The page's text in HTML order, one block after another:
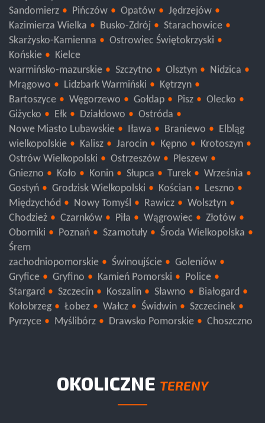
świętokrzyskie
Włoszczowa
Staszów
Sandomierz
Pińczów Opatów
Jędrzejów
Kazimierza Wielka
Busko-Zdrój
Starachowice
Skarżysko-Kamienna
Końskie
Kielce
warmińsko-mazurskie
Szczytno Olsztyn
Mrągowo
Lidzbark Warmiński
Kętrzyn
Bartoszyce
Węgorzewo Gołdap Pisz
Giżycko
Ełk Działdowo
Ostróda
Nowe Miasto Lubawskie
Iława Braniewo
Elbląg
wielkopolskie
Kalisz Jarocin Kępno
Krotoszyn
Ostrów Wielkopolski
Ostrzeszów
Pleszew
Gniezno
Koło Konin Słupca Turek
Września
Gostyń
Grodzisk Wielkopolski Kościan
Leszno
Międzychód
Nowy Tomyśl Rawicz
Wolsztyn
Chodzież
Czarnków Piła Wągrowiec
Złotów
Oborniki
Śrem
zachodniopomorskie
Świnoujście
Goleniów
Gryfice
Gryfino Kamień Pomorski
Police
Stargard
Szczecin Koszalin Sławno
Białogard
Kołobrzeg
Łobez Wałcz Świdwin
Szczecinek
OKOLICZNE